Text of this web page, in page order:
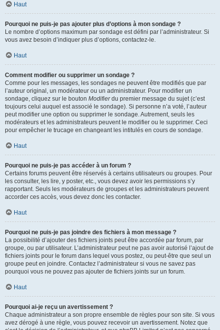
Haut
Pourquoi ne puis-je pas ajouter plus d’options à mon sondage ?
Le nombre d’options maximum par sondage est défini par l’administrateur. Si
vous avez besoin d’indiquer plus d’options, contactez-le.
Haut
Comment modifier ou supprimer un sondage ?
Comme pour les messages, les sondages ne peuvent être modifiés que par
l’auteur original, un modérateur ou un administrateur. Pour modifier un
sondage, cliquez sur le bouton Modifierdu premier message du sujet (c’est
toujours celui auquel est associé le sondage). Si personne n’a voté, l’auteur
peut modifier une option ou supprimer le sondage. Autrement, seuls les
modérateurs et les administrateurs peuvent le modifier ou le supprimer. Ceci
pour empêcher le trucage en changeant les intitulés en cours de sondage.
Haut
Pourquoi ne puis-je pas accéder à un forum ?
Certains forums peuvent être réservés à certains utilisateurs ou groupes. Pour
les consulter, les lire, y poster, etc., vous devez avoir les permissions s’y
rapportant. Seuls les modérateurs de groupes et les administrateurs peuvent
accorder ces accès, vous devez donc les contacter.
Haut
Pourquoi ne puis-je pas joindre des fichiers à mon message ?
La possibilité d’ajouter des fichiers joints peut être accordée par forum, par
groupe, ou par utilisateur. L’administrateur peut ne pas avoir autorisé l’ajout de
fichiers joints pour le forum dans lequel vous postez, ou peut-être que seul un
groupe peut en joindre. Contactez l’administrateur si vous ne savez pas
pourquoi vous ne pouvez pas ajouter de fichiers joints sur un forum.
Haut
Pourquoi ai-je reçu un avertissement ?
Chaque administrateur a son propre ensemble de règles pour son site. Si vous
avez dérogé à une règle, vous pouvez recevoir un avertissement. Notez que